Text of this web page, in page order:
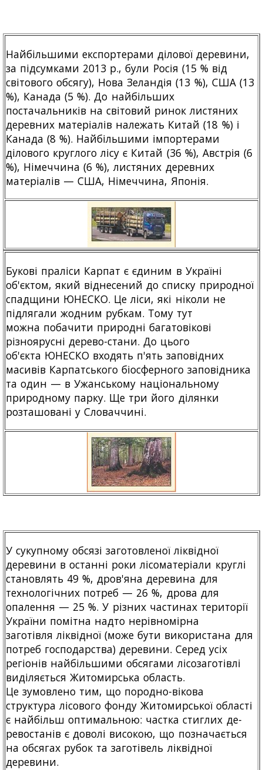
Найбільшими експортерами ділової деревини,
за підсумками 2013 р., були Росія (15 % від
світового обсягу), Нова Зеландія (13 %), США (13
%), Канада (5 %). До найбільших
постачальників на світовий ринок листяних
деревних матеріалів належать Китай (18 %) і
Канада (8 %). Найбільшими імпортерами
ділового круглого лісу є Китай (36 %), Австрія (6
%), Німеччина (6 %), листяних деревних
матеріалів — США, Німеччина, Японія.
Букові праліси Карпат є єдиним в Україні
об'єктом, який віднесений до списку природної
спадщини ЮНЕСКО. Це ліси, які ніколи не
підлягали жодним рубкам. Тому тут
можна побачити природні багатовікові
різноярусні дерево-стани. До цього
об'єкта ЮНЕСКО входять п'ять заповідних
масивів Карпатського біосферного заповідника
та один — в Ужанському національному
природному парку. Ще три його ділянки
розташовані у Словаччині.
У сукупному обсязі заготовленої ліквідної
деревини в останні роки лісоматеріали круглі
становлять 49 %, дров'яна деревина для
технологічних потреб — 26 %, дрова для
опалення — 25 %. У різних частинах території
України помітна надто нерівномірна
заготівля ліквідної (може бути використана для
потреб господарства) деревини. Серед усіх
регіонів найбільшими обсягами лісозаготівлі
виділяється Житомирська область.
Це зумовлено тим, що породно-вікова
структура лісового фонду Житомирської області
є найбільш оптимальною: частка стиглих де-
ревостанів є доволі високою, що позначається
на обсягах рубок та заготівель ліквідної
деревини.